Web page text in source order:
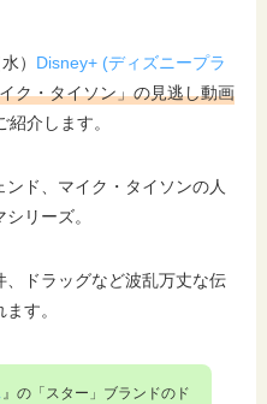
） Disney+ (ディズニープラ
ク・タイソン」の見逃し動画
紹介します。
ド、マイク・タイソンの人
リーズ。
ドラッグなど波乱万丈な伝
す。
』の「スター」ブランドのド